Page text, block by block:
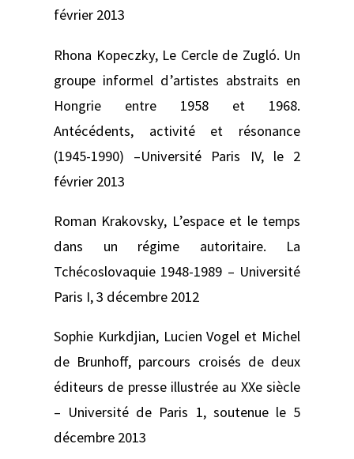
février 2013
Rhona Kopeczky, Le Cercle de Zugló. Un
groupe informel d’artistes abstraits en
Hongrie entre 1958 et 1968.
Antécédents, activité et résonance
(1945-1990) –Université Paris IV, le 2
février 2013
Roman Krakovsky, L’espace et le temps
dans un régime autoritaire. La
Tchécoslovaquie 1948-1989 – Université
Paris I, 3 décembre 2012
Sophie Kurkdjian, Lucien Vogel et Michel
de Brunhoff, parcours croisés de deux
éditeurs de presse illustrée au XXe siècle
– Université de Paris 1, soutenue le 5
décembre 2013